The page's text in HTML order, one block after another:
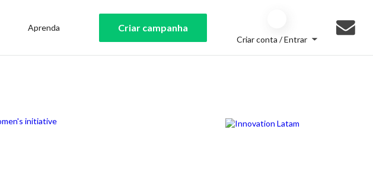
Aprenda Criar campanha
Criar conta / Entrar